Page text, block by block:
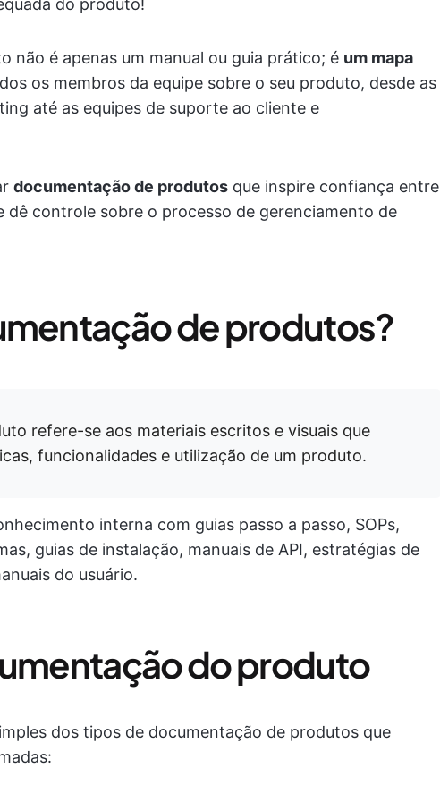
do produto!
não é apenas um manual ou guia prático; é um mapa
os membros da equipe sobre o seu produto, desde as
até as equipes de suporte ao cliente e
documentação de produtos que inspire confiança entre
dê controle sobre o processo de gerenciamento de
de produtos?
refere-se aos materiais escritos e visuais que
funcionalidades e utilização de um produto.
interna com guias passo a passo, SOPs,
guias de instalação, manuais de API, estratégias de
do usuário.
do produto
dos tipos de documentação de produtos que